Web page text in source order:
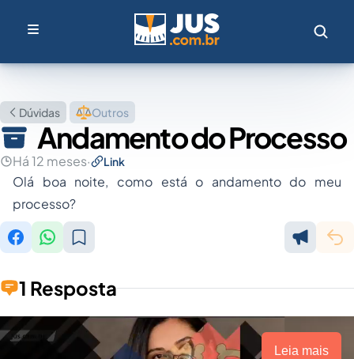
Dúvidas Outros
Andamento do Processo
Há 12 meses· Link
Olá boa noite, como está o andamento do meu
processo?
1 Resposta
Leia mais